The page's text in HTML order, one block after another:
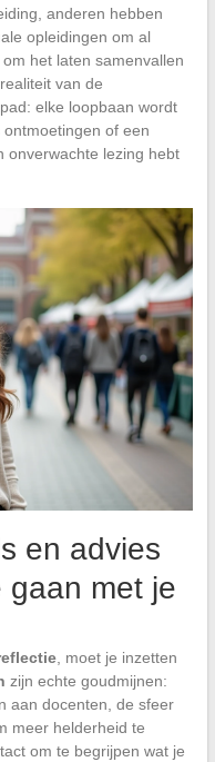
anderen hebben
opleidingen om al
het laten samenvallen
van de
elke loopbaan wordt
of een
onverwachte lezing hebt
en advies
gaan met je
, moet je inzetten
zijn echte goudmijnen:
aan docenten, de sfeer
meer helderheid te
om te begrijpen wat je